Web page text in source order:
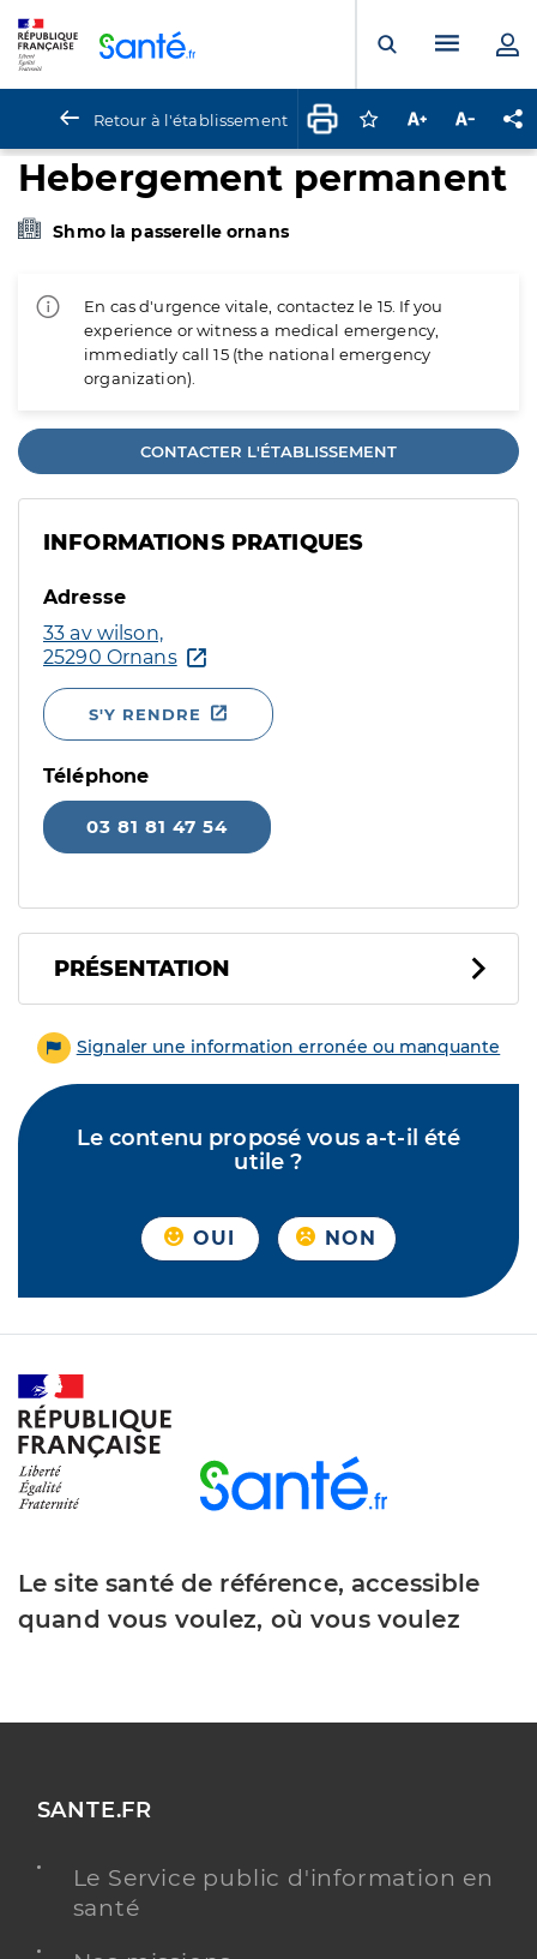
Ouvrir laMenu
Retour à l'établissement Connectez-vous
Augmenter la
Hebergement permanent
Shmo la passerelle ornans
En cas d'urgence vitale, contactez le 15. If you
experience or witness a medical emergency,
immediatly call 15 (the national emergency
organization).
CONTACTER L'ÉTABLISSEMENT
INFORMATIONS PRATIQUES
Adresse
33 av wilson,
25290 Ornans
S'Y RENDRE
Téléphone
03 81 81 47 54
PRÉSENTATION
Signaler une information erronée ou manquante
Le contenu proposé vous a-t-il été
utile ?
OUI NON
Le site santé de référence, accessible
quand vous voulez, où vous voulez
SANTE.FR
Le Service public d'information en
santé